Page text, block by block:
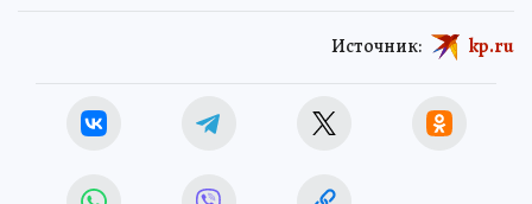
Источник: kp.ru